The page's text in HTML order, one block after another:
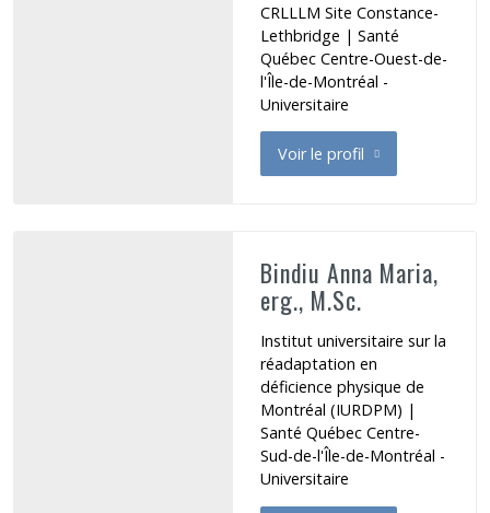
CRLLLM Site Constance-
Lethbridge | Santé
Québec Centre-Ouest-de-
l'Île-de-Montréal -
Universitaire
Voir le profil
de Benoit Dana
Bindiu Anna Maria,
erg., M.Sc.
Institut universitaire sur la
réadaptation en
déficience physique de
Montréal (IURDPM) |
Santé Québec Centre-
Sud-de-l'Île-de-Montréal -
Universitaire